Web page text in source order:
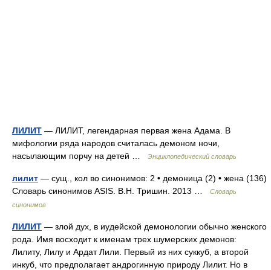
ЛИЛИТ — ЛИЛИТ, легендарная первая жена Адама. В
мифологии ряда народов считалась демоном ночи,
насылающим порчу на детей …
Энциклопедический словарь
лилит — сущ., кол во синонимов: 2 • демоница (2) • жена (136)
Словарь синонимов ASIS. В.Н. Тришин. 2013 …
Словарь
синонимов
ЛИЛИТ — злой дух, в иудейской демонологии обычно женского
рода. Имя восходит к именам трех шумерских демонов:
Лилиту, Лилу и Ардат Лили. Первый из них суккуб, а второй
инкуб, что предполагает андрогинную природу Лилит. Но в